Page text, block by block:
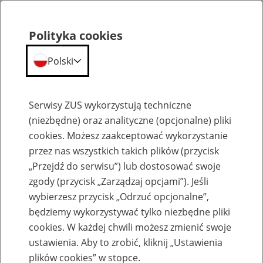
Emerytury
Baza zlikwidowanych lub
przekształconych zakładów pracy
Polityka cookies
Polski
Serwisy ZUS wykorzystują techniczne
(niezbędne) oraz analityczne (opcjonalne) pliki
cookies. Możesz zaakceptować wykorzystanie
przez nas wszystkich takich plików (przycisk
„Przejdź do serwisu”) lub dostosować swoje
zgody (przycisk „Zarządzaj opcjami”). Jeśli
wybierzesz przycisk „Odrzuć opcjonalne”,
będziemy wykorzystywać tylko niezbędne pliki
cookies. W każdej chwili możesz zmienić swoje
ustawienia. Aby to zrobić, kliknij „Ustawienia
plików cookies” w stopce.